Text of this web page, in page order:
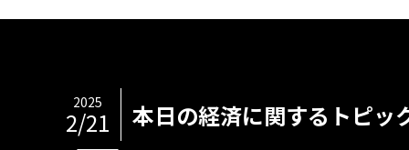
本日の経済に関するトピッ
2025
2/21